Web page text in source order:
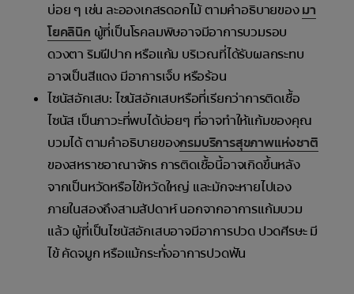
บ่อย ๆ เช่น ละอองเกสรดอกไม้ ตามคำอธิบายของมา
โยคลินิก ผู้ที่เป็นโรคลมพิษอาจมีอาการบวมรอบ
ดวงตา ริมฝีปาก หรือแก้ม บริเวณที่ได้รับผลกระทบ
อาจเป็นสีแดง มีอาการเจ็บ หรือร้อน
ไซนัสอักเสบ: ไซนัสอักเสบหรือที่เรียกว่าการติดเชื้อ
ไซนัส เป็นภาวะที่พบได้บ่อยๆ ที่อาจทำให้แก้มของคุณ
บวมได้ ตามคำอธิบายของกรมบริการสุขภาพแห่งชาติ
ของสหราชอาณาจักร การติดเชื้อนี้อาจเกิดขึ้นหลัง
จากเป็นหวัดหรือไข้หวัดใหญ่ และมักจะหายไปเอง
ภายในสองถึงสามสัปดาห์ นอกจากอาการแก้มบวม
แล้ว ผู้ที่เป็นไซนัสอักเสบอาจมีอาการปวด ปวดศีรษะ มี
ไข้ คัดจมูก หรือแม้กระทั่งอาการปวดฟัน